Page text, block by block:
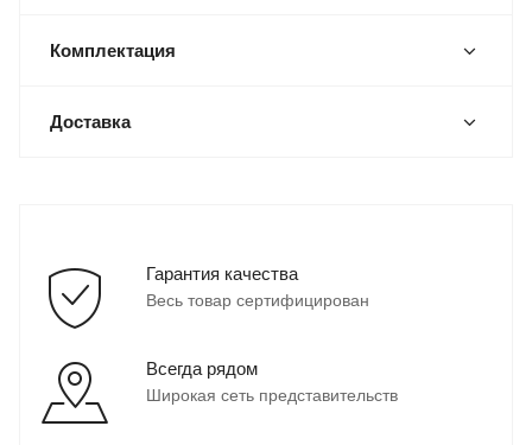
Комплектация
Доставка
Гарантия качества
Весь товар сертифицирован
Всегда рядом
Широкая сеть представительств